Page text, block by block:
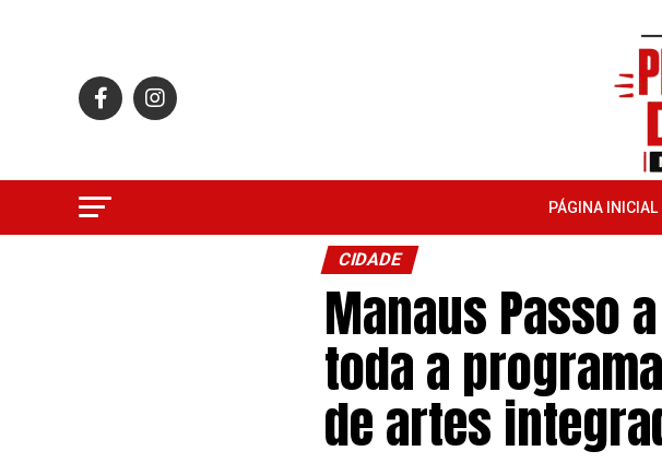
PÁGINA INICIAL
CIDADE
Manaus Passo
toda a
de artes